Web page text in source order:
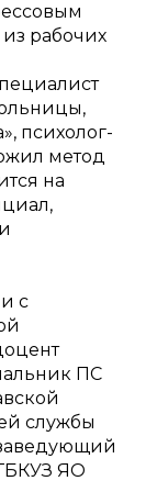
рабочих
психолог-
метод
на
с
ПС
службы
ЯО